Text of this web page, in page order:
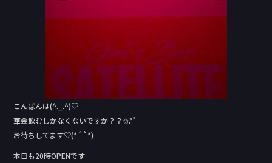
こんばんは(^._.^)♡
華金飲むしかなくないですか？？✩.*˚
お待ちしてます♡(*´ `*)
本日も20時OPENです